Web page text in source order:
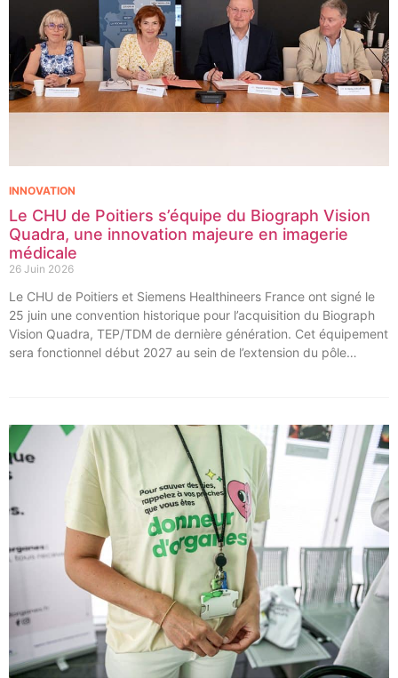
Le CHU de Poitiers s’équipe du Biograph Vision
Quadra, une innovation majeure en imagerie
médicale
26 Juin 2026
INNOVATION
Le CHU de Poitiers et Siemens Healthineers France ont signé le
25 juin une convention historique pour l’acquisition du Biograph
Vision Quadra, TEP/TDM de dernière génération. Cet équipement
sera fonctionnel début 2027 au sein de l’extension du pôle
l’acquisition et l’installation de l’équipement au cœur même du
pôle régional de cancérologie.